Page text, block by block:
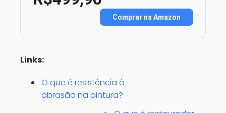
Comprar na Amazon
Links:
O que é resistência à
abrasão na pintura?